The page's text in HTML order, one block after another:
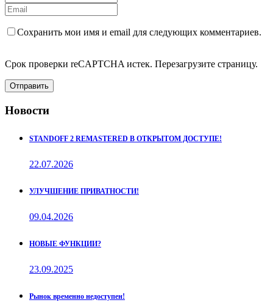
Сохранить мои имя и email для следующих комментариев.
Срок проверки reCAPTCHA истек. Перезагрузите страницу.
Отправить
Новости
STANDOFF 2 REMASTERED В ОТКРЫТОМ ДОСТУПЕ!
22.07.2026
УЛУЧШЕНИЕ ПРИВАТНОСТИ!
09.04.2026
НОВЫЕ ФУНКЦИИ?
23.09.2025
Рынок временно недоступен!